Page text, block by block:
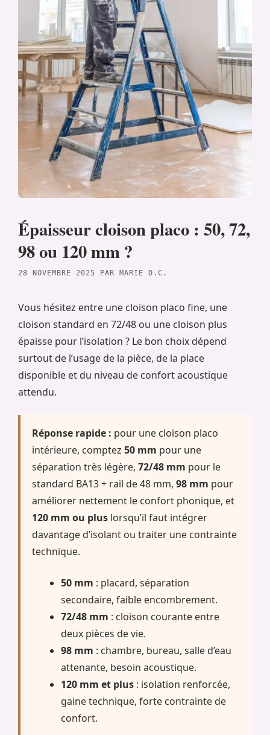
Épaisseur cloison placo : 50, 72,
98 ou 120 mm ?
28 NOVEMBRE 2025 PAR MARIE D.C.
Vous hésitez entre une cloison placo fine, une
cloison standard en 72/48 ou une cloison plus
épaisse pour l’isolation ? Le bon choix dépend
surtout de l’usage de la pièce, de la place
disponible et du niveau de confort acoustique
attendu.
Réponse rapide : pour une cloison placo
intérieure, comptez50 mm pour une
séparation très légère,72/48 mm pour le
standard BA13 + rail de 48 mm,98 mm pour
améliorer nettement le confort phonique, et
120 mm ou plus lorsqu’il faut intégrer
davantage d’isolant ou traiter une contrainte
technique.
50 mm : placard, séparation
secondaire, faible encombrement.
72/48 mm : cloison courante entre
deux pièces de vie.
98 mm : chambre, bureau, salle d’eau
attenante, besoin acoustique.
120 mm et plus : isolation renforcée,
gaine technique, forte contrainte de
confort.